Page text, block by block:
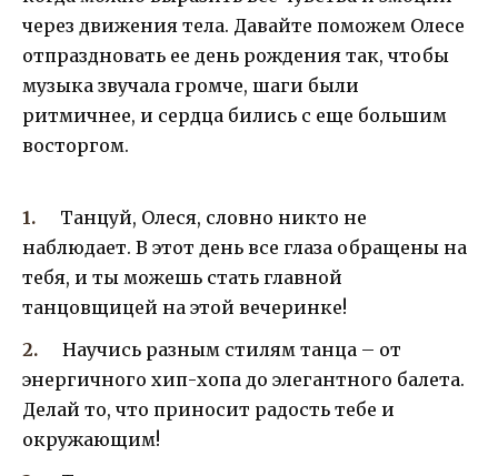
через движения тела. Давайте поможем Олесе
отпраздновать ее день рождения так, чтобы
музыка звучала громче, шаги были
ритмичнее, и сердца бились с еще большим
восторгом.
Танцуй, Олеся, словно никто не
наблюдает. В этот день все глаза обращены на
тебя, и ты можешь стать главной
танцовщицей на этой вечеринке!
Научись разным стилям танца – от
энергичного хип-хопа до элегантного балета.
Делай то, что приносит радость тебе и
окружающим!